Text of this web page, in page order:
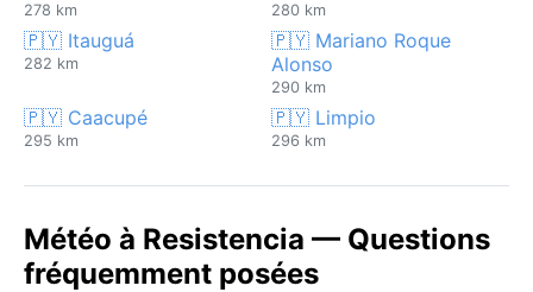
278 km 280 km
🇵🇾 Itauguá
282 km
🇵🇾 Mariano Roque
Alonso
290 km
🇵🇾 Caacupé
295 km
🇵🇾 Limpio
296 km
Météo à Resistencia — Questions
fréquemment posées